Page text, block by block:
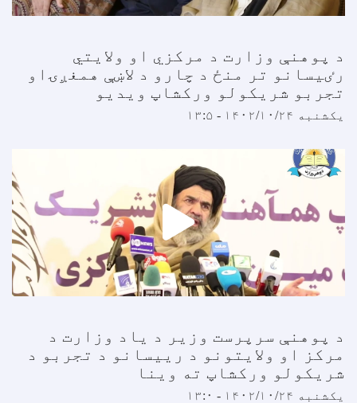
د پوهنې وزارت د مرکزي او ولايتي
رٸيسانو تر منځ د چارو د لاښې همغږۍاو
تجربو شريکولو ورکشاپ ویدیو
یکشنبه ۱۴۰۲/۱۰/۲۴ - ۱۳:۵
د پوهنې سرپرست وزیر د یاد وزارت د
مرکز او ولایتونو د رییسانو د تجربو د
شریکولو ورکشاپ ته وینا
یکشنبه ۱۴۰۲/۱۰/۲۴ - ۱۳:۰